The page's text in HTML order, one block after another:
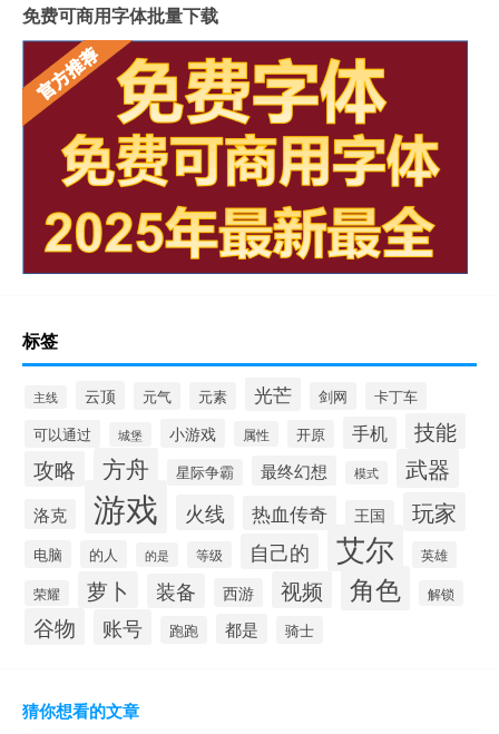
免费可商用字体批量下载
标签
主线 云顶 元气 元素 光芒 剑网
卡丁车
可以通过
城堡 小游戏 属性 开原 手机
技能
攻略
方舟 星际争霸 最终幻想 模式 武器
洛克 游戏 火线 热血传奇 王国 玩家
电脑 的人 的是 等级 自己的 艾尔 英雄
荣耀 萝卜 装备 西游 视频 角色 解锁
谷物 账号 跑跑 都是 骑士
猜你想看的文章